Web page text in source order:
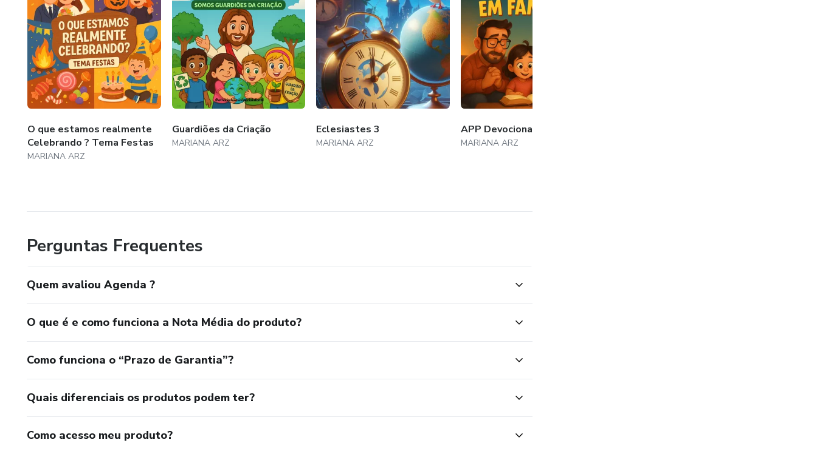
O que estamos realmente
Celebrando ? Tema Festas
MARIANA ARZ
Guardiões da Criação
MARIANA ARZ
Eclesiastes 3
MARIANA ARZ
APP Devocional em Família
MARIANA ARZ
Perguntas Frequentes
Quem avaliou Agenda ?
O que é e como funciona a Nota Média do produto?
Como funciona o “Prazo de Garantia”?
Quais diferenciais os produtos podem ter?
Como acesso meu produto?